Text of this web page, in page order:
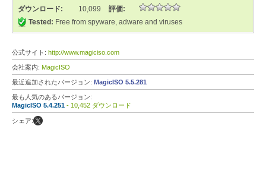
ダウンロード:
10,099
評価:
Tested: Free from spyware, adware and viruses
公式サイト: http://www.magiciso.com
会社案内: MagicISO
最近追加されたバージョン: MagicISO 5.5.281
最も人気のあるバージョン:
MagicISO 5.4.251 - 10,452 ダウンロード
シェア: